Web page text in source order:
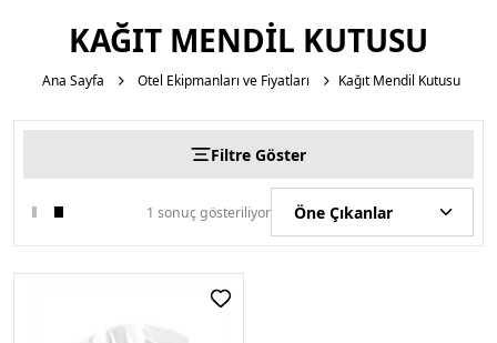
KAĞIT MENDIL KUTUSU
Ana Sayfa Otel Ekipmanları ve Fiyatları Kağıt Mendil Kutusu
Filtre Göster
1 sonuç gösteriliyor